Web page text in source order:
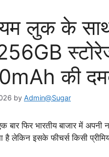
लुक के
की
by Admin@Sugar
बार फिर भारतीय बाजार में
लेकिन इसके फीचर्स किसी